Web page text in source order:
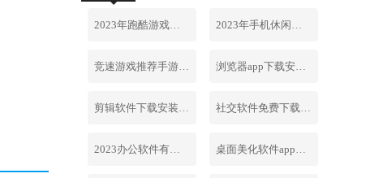
2023年跑酷游戏排行榜前十名合集 2023年手机休闲游戏排行榜前十名
竞速游戏推荐手游排行榜最新2023 浏览器app下载安装免费官网
剪辑软件下载安装免费手机版 社交软件免费下载安装大全最新
2023办公软件有哪些合集软件 桌面美化软件app下载安卓版